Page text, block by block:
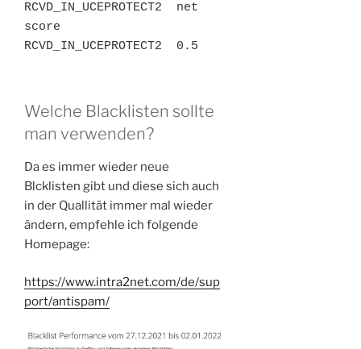
RCVD_IN_UCEPROTECT2  net
score
RCVD_IN_UCEPROTECT2  0.5
Welche Blacklisten sollte
man verwenden?
Da es immer wieder neue
Blcklisten gibt und diese sich auch
in der Quallität immer mal wieder
ändern, empfehle ich folgende
Homepage:
https://www.intra2net.com/de/sup
port/antispam/